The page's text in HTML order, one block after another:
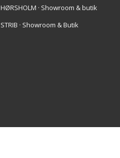
HØRSHOLM · Showroom & butik
STRIB · Showroom & Butik